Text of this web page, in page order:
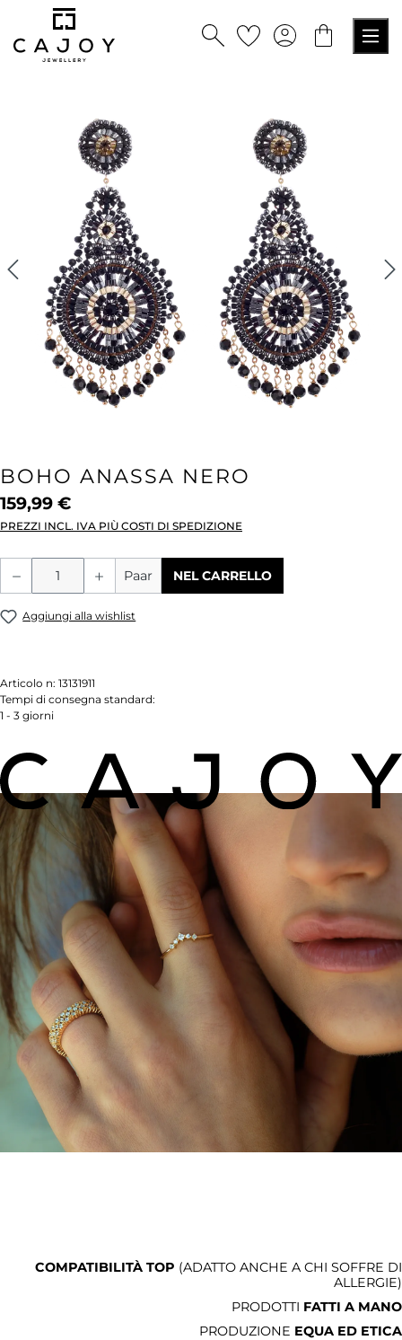
principale
BOHO ANASSA NERO
159,99 €
PREZZI INCL. IVA PIÙ COSTI DI SPEDIZIONE
Quantità del prodotto: inserisci la
Paar NEL CARRELLO
Aggiungi alla wishlist
Articolo n: 13131911
Tempi di consegna standard:
1 - 3 giorni
COMPATIBILITÀ TOP (ADATTO ANCHE A CHI SOFFRE DI
ALLERGIE)
PRODOTTI FATTI A MANO
PRODUZIONE EQUA ED ETICA